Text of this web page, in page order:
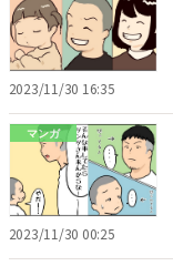
2023/11/30 16:35
マンガ
2023/11/30 00:25